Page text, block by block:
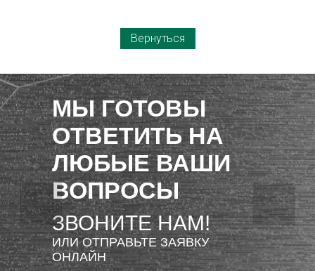
Вернуться
МЫ ГОТОВЫ
ОТВЕТИТЬ НА
ЛЮБЫЕ ВАШИ
ВОПРОСЫ
ЗВОНИТЕ НАМ!
ИЛИ ОТПРАВЬТЕ ЗАЯВКУ
ОНЛАЙН